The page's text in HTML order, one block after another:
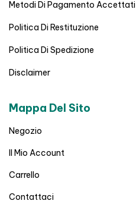
Metodi Di Pagamento Accettati
Politica Di Restituzione
Politica Di Spedizione
Disclaimer
Mappa Del Sito
Negozio
Il Mio Account
Carrello
Contattaci